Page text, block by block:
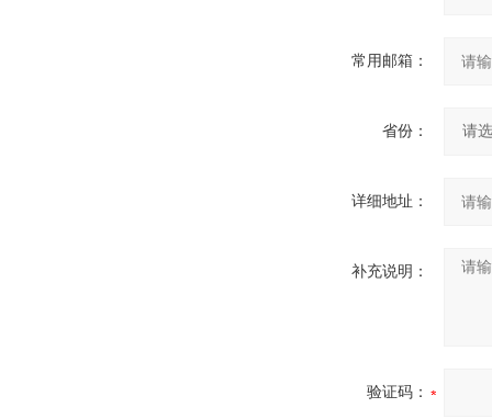
常用邮箱：
省份：
详细地址：
补充说明：
验证码：